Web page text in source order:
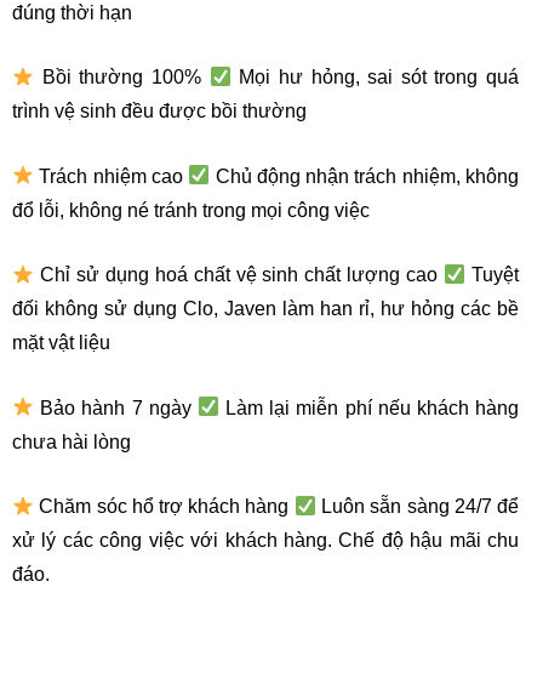
đúng thời hạn
Bồi thường 100%
Mọi hư hỏng, sai sót trong quá
trình vệ sinh đều được bồi thường
Trách nhiệm cao
Chủ động nhận trách nhiệm, không
đổ lỗi, không né tránh trong mọi công việc
Chỉ sử dụng hoá chất vệ sinh chất lượng cao
Tuyệt
đối không sử dụng Clo, Javen làm han rỉ, hư hỏng các bề
mặt vật liệu
Bảo hành 7 ngày
Làm lại miễn phí nếu khách hàng
chưa hài lòng
Chăm sóc hổ trợ khách hàng
Luôn sẵn sàng 24/7 để
xử lý các công việc với khách hàng. Chế độ hậu mãi chu
đáo.